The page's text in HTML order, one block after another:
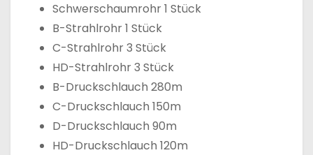
Schwerschaumrohr 1 Stück
B-Strahlrohr 1 Stück
C-Strahlrohr 3 Stück
HD-Strahlrohr 3 Stück
B-Druckschlauch 280m
C-Druckschlauch 150m
D-Druckschlauch 90m
HD-Druckschlauch 120m